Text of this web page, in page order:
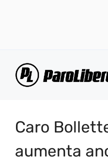
Caro
aumenta